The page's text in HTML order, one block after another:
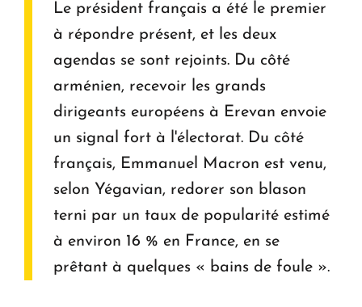
Le président français a été le premier
à répondre présent, et les deux
agendas se sont rejoints. Du côté
arménien, recevoir les grands
dirigeants européens à Erevan envoie
un signal fort à l'électorat. Du côté
français, Emmanuel Macron est venu,
selon Yégavian, redorer son blason
terni par un taux de popularité estimé
à environ 16 % en France, en se
prêtant à quelques « bains de foule ».